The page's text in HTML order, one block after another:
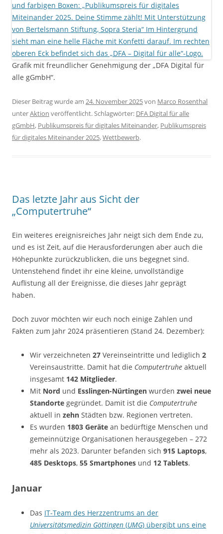
Grafik mit freundlicher Genehmigung der „DFA Digital für
alle gGmbH“.
Dieser Beitrag wurde am 24. November 2025von Marco Rosenthal
unterAktion veröffentlicht. Schlagwörter: DFA Digital für alle
gGmbH, Publikumspreis für digitales Miteinander, Publikumspreis
für digitales Miteinander 2025,Wettbewerb.
Das letzte Jahr aus Sicht der
„Computertruhe“
Ein weiteres ereignisreiches Jahr neigt sich dem Ende zu,
und es ist Zeit, auf die Herausforderungen aber auch die
Höhepunkte zurückzublicken, die uns begegnet sind.
Untenstehend findet ihr eine kleine, unvollständige
Auflistung all der Ereignisse, die dieses Jahr geprägt
haben.
Doch zuvor möchten wir euch noch einige Zahlen und
Fakten zum Jahr 2024 präsentieren (Stand 24. Dezember):
Wir verzeichneten 27 Vereinseintritte und lediglich 2
Vereinsaustritte. Damit hat die Computertruhe aktuell
insgesamt 142 Mitglieder.
Mit Nord und Esslingen-Nürtingen wurden zwei neue
Standorte gegründet. Damit ist die Computertruhe
aktuell in zehn Städten bzw. Regionen vertreten.
Es wurden 1803 Geräte an bedürftige Menschen und
gemeinnützige Organisationen herausgegeben – 272
mehr als 2023. Darunter befanden sich 915 Laptops,
485 Desktops, 55 Smartphones und 12 Tablets.
Januar
Das IT-Team des Herzzentrums an der
Universitätsmedizin Göttingen (UMG) übergibt uns eine